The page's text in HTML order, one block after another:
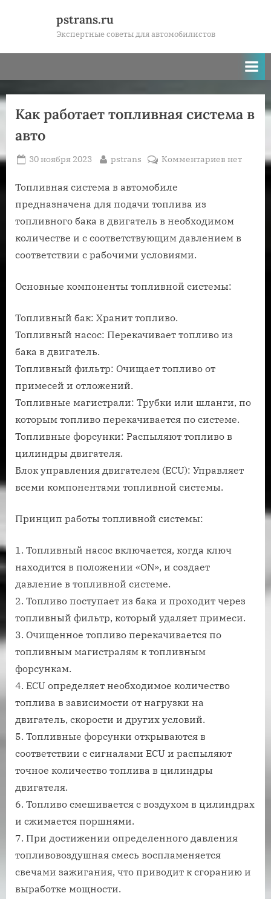
pstrans.ru
Экспертные советы для автомобилистов
Как работает топливная система в
авто
Posted
30 ноября 2023 By
pstrans Комментариевк
система
в
нет
Топливная система в автомобиле
предназначена для подачи топлива из
топливного бака в двигатель в необходимом
количестве и с соответствующим давлением в
соответствии с рабочими условиями.
Основные компоненты топливной системы:
Топливный бак: Хранит топливо.
Топливный насос: Перекачивает топливо из
бака в двигатель.
Топливный фильтр: Очищает топливо от
примесей и отложений.
Топливные магистрали: Трубки или шланги, по
которым топливо перекачивается по системе.
Топливные форсунки: Распыляют топливо в
цилиндры двигателя.
Блок управления двигателем (ECU): Управляет
всеми компонентами топливной системы.
Принцип работы топливной системы:
1. Топливный насос включается, когда ключ
находится в положении «ON», и создает
давление в топливной системе.
2. Топливо поступает из бака и проходит через
топливный фильтр, который удаляет примеси.
3. Очищенное топливо перекачивается по
топливным магистралям к топливным
форсункам.
4. ECU определяет необходимое количество
топлива в зависимости от нагрузки на
двигатель, скорости и других условий.
5. Топливные форсунки открываются в
соответствии с сигналами ECU и распыляют
точное количество топлива в цилиндры
двигателя.
6. Топливо смешивается с воздухом в цилиндрах
и сжимается поршнями.
7. При достижении определенного давления
топливовоздушная смесь воспламеняется
свечами зажигания, что приводит к сгоранию и
выработке мощности.